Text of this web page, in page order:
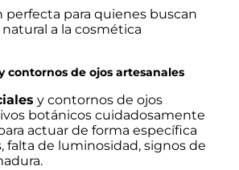
perfecta para quienes buscan
a la cosmética
contornos de ojos artesanales
y contornos de ojos
botánicos cuidadosamente
actuar de forma específica
falta de luminosidad, signos de